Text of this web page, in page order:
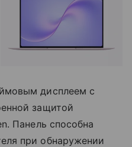
дисплеем с
защитой
Панель способна
при обнаружении